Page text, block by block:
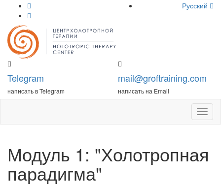
Русский
Telegram
написать в Telegram
mail@groftraining.com
написать на Email
меню
Модуль 1: "Холотропная
парадигма"